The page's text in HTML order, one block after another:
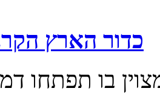
כדור הארץ